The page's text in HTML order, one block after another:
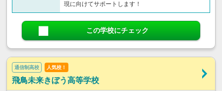
現に向けてサポートします！
この学校にチェック
通信制高校 人気校！
飛鳥未来きぼう高等学校